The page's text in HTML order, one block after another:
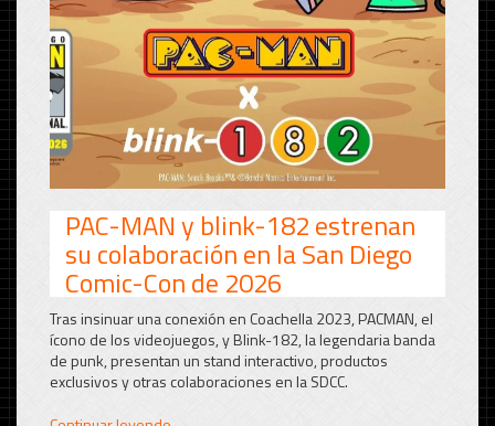
PAC-MAN y blink-182 estrenan
su colaboración en la San Diego
Comic-Con de 2026
Tras insinuar una conexión en Coachella 2023, PACMAN, el
ícono de los videojuegos, y Blink-182, la legendaria banda
de punk, presentan un stand interactivo, productos
exclusivos y otras colaboraciones en la SDCC.